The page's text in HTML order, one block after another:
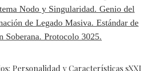
Personalidad y Características sXXI